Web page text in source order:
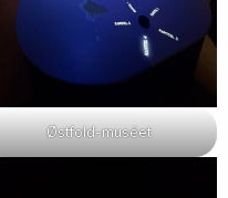
Østfold-muséet